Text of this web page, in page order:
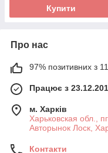
Купити
Про нас
97% позитивних з
Працює з
м. Харків
Харьковская обл.,
Авторынок Лоск,
Контакти